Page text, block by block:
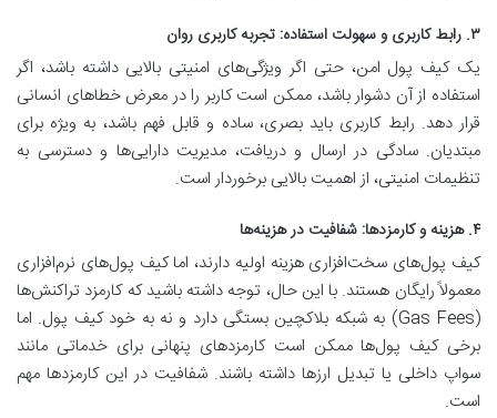
۳. رابط کاربری و سهولت استفاده: تجربه کاربری روان
یک کیف پول امن، حتی اگر ویژگی‌های امنیتی بالایی داشته باشد، اگر
استفاده از آن دشوار باشد، ممکن است کاربر را در معرض خطاهای انسانی
قرار دهد. رابط کاربری باید بصری، ساده و قابل فهم باشد، به ویژه برای
مبتدیان. سادگی در ارسال و دریافت، مدیریت دارایی‌ها و دسترسی به
تنظیمات امنیتی، از اهمیت بالایی برخوردار است.
۴. هزینه و کارمزدها: شفافیت در هزینه‌ها
کیف پول‌های سخت‌افزاری هزینه اولیه دارند، اما کیف پول‌های نرم‌افزاری
معمولاً رایگان هستند. با این حال، توجه داشته باشید که کارمزد تراکنش‌ها
(Gas Fees) به شبکه بلاکچین بستگی دارد و نه به خود کیف پول. اما
برخی کیف پول‌ها ممکن است کارمزدهای پنهانی برای خدماتی مانند
سواپ داخلی یا تبدیل ارزها داشته باشند. شفافیت در این کارمزدها مهم
است.